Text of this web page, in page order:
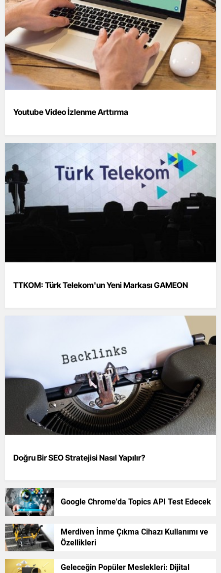
Youtube Video İzlenme Arttırma
TTKOM: Türk Telekom'un Yeni Markası GAMEON
Doğru Bir SEO Stratejisi Nasıl Yapılır?
Google Chrome'da Topics API Test Edecek
Merdiven İnme Çıkma Cihazı Kullanımı ve
Özellikleri
Geleceğin Popüler Meslekleri: Dijital